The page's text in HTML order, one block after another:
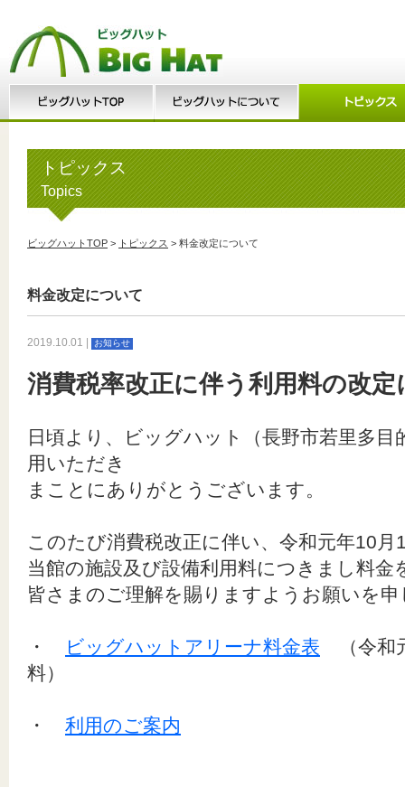
トピックス
Topics
ビッグハットTOP > トピックス > 料金改定について
料金改定について
2019.10.01 お知らせ
消費税率改正に伴う利用料の改
日頃より、ビッグハット（長野市若里多
用いただき
まことにありがとうございます。
このたび消費税改正に伴い、令和元年10月
当館の施設及び設備利用料につきまし料金
皆さまのご理解を賜りますようお願いを
・ ビッグハットアリーナ料金表 （令和
料）
・ 利用のご案内